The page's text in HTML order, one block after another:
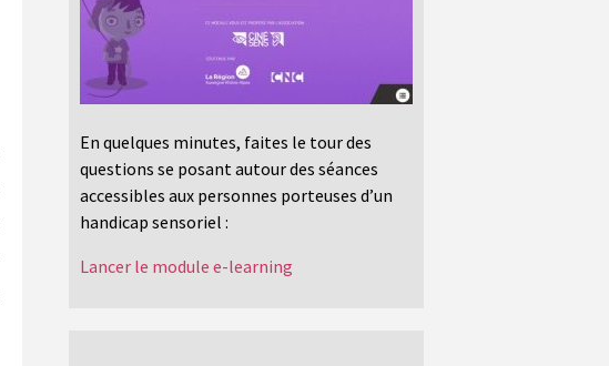
En quelques minutes, faites le tour des
questions se posant autour des séances
accessibles aux personnes porteuses d’un
handicap sensoriel :
Lancer le module e-learning